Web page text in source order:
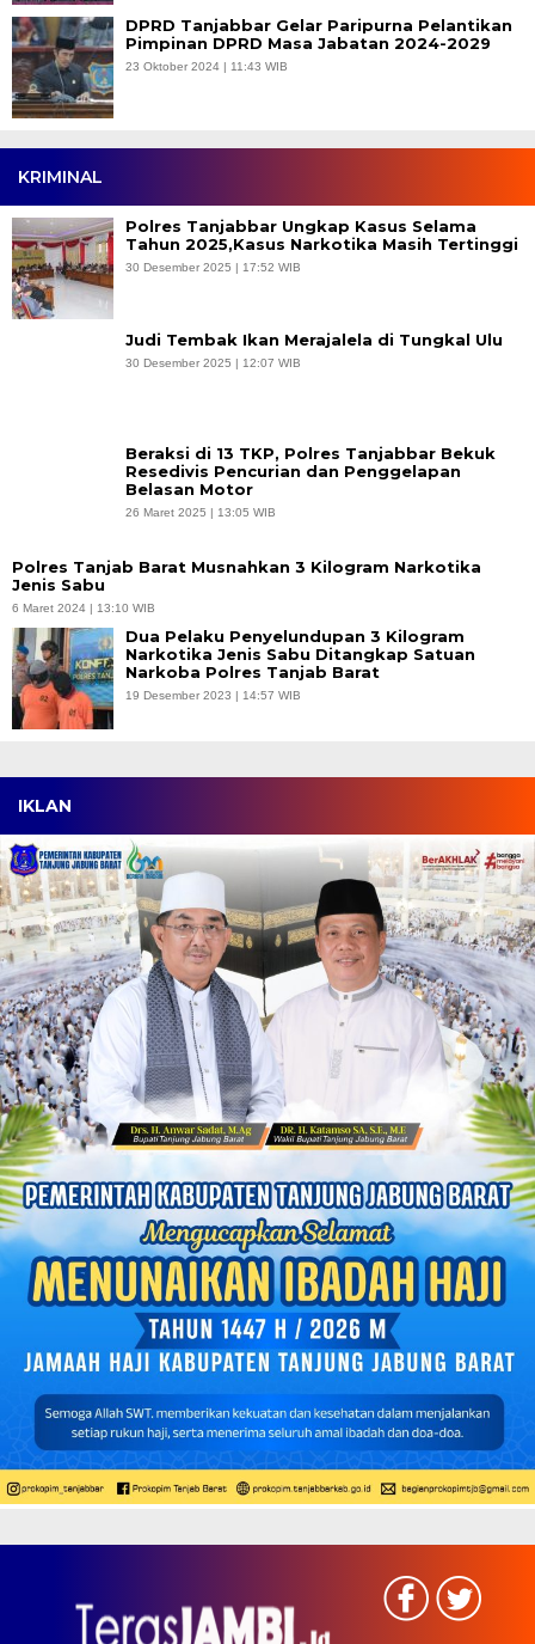
DPRD Tanjabbar Gelar Paripurna Pelantikan
Pimpinan DPRD Masa Jabatan 2024-2029
23 Oktober 2024 | 11:43 WIB
KRIMINAL
Polres Tanjabbar Ungkap Kasus Selama
Tahun 2025,Kasus Narkotika Masih Tertinggi
30 Desember 2025 | 17:52 WIB
Judi Tembak Ikan Merajalela di Tungkal Ulu
30 Desember 2025 | 12:07 WIB
Beraksi di 13 TKP, Polres Tanjabbar Bekuk
Resedivis Pencurian dan Penggelapan
Belasan Motor
26 Maret 2025 | 13:05 WIB
Polres Tanjab Barat Musnahkan 3 Kilogram Narkotika
Jenis Sabu
6 Maret 2024 | 13:10 WIB
Dua Pelaku Penyelundupan 3 Kilogram
Narkotika Jenis Sabu Ditangkap Satuan
Narkoba Polres Tanjab Barat
19 Desember 2023 | 14:57 WIB
IKLAN